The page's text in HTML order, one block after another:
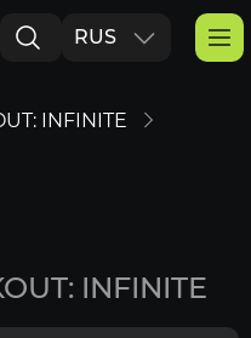
RUS
INFINITE
INFINITE